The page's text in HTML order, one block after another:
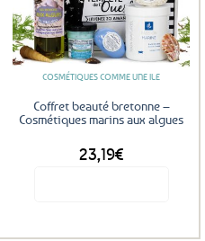
Ajouter
aux
favoris
COSMÉTIQUES COMME UNE ILE
Coffret beauté bretonne –
Cosmétiques marins aux algues
23,19€